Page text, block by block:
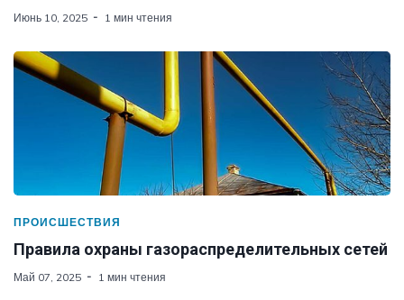
Июнь 10, 2025 1 мин чтения
ПРОИСШЕСТВИЯ
Правила охраны газораспределительных сетей
Май 07, 2025 1 мин чтения